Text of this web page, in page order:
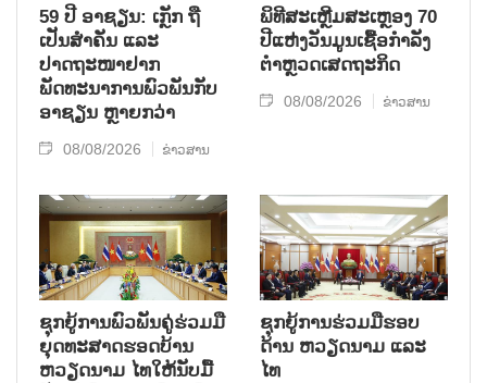
59 ປີ ອາຊຽນ: ເກຼັກ ຖື
ເປັນສຳຄັນ ແລະ
ປາດຖະໜາຢາກ
ພັດທະນາການພົວພັນກັບ
ອາຊຽນ ຫຼາຍກວ່າ
08/08/2026 ຂ່າວສານ
ພິທີສະເຫຼີມສະເຫຼອງ 70
ປີແຫ່ງວັນມູນເຊື້ອກຳລັງ
ຕຳຫຼວດເສດຖະກິດ
08/08/2026 ຂ່າວສານ
ຊຸກ​ຍູ້​ການ​ພົວ​ພັນ​ຄູ່​ຮ່ວມ​ມື​
ຍຸດ​ທະ​ສາດ​ຮອດ​ບ້ານ
ຫວຽດ​ນາມ ໄທ​ໃຫ້​ນັບ​ມື້​
ຊຸກຍູ້ການຮ່ວມມືຮອບ
ດ້ານ ຫວຽດນາມ ແລະ
ໄທ